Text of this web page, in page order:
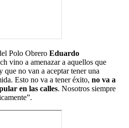
Polo Obrero Eduardo
vino a amenazar a aquellos que
que no van a aceptar tener una
Esto no va a tener éxito, no va a
en las calles. Nosotros siempre